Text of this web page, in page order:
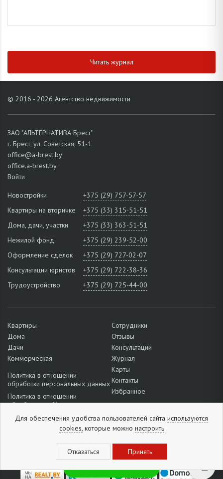
Читать журнал
© 2016 - 2026 Агентство недвижимости
ЗАО "АЛЬТЕРНАТИВА Брест"
г. Брест, ул. Советская, 51-1
office@a-brest.by
office.a-brest.by
Войти
Новостройки
+375 (29) 757-57-57
Квартиры на вторичке
+375 (33) 315-51-51
Дома, дачи, участки
+375 (33) 363-51-51
Нежилой фонд
+375 (29) 239-52-00
Оформление сделок
+375 (29) 727-02-07
Консультации юристов
+375 (29) 722-38-36
Трудоустройство
+375 (29) 725-44-00
Квартиры
Дома
Дачи
Коммерческая
Политика в отношении
обработки персональных данных
Политика в отношении
обработки cookie
Подробнее о настройках файлов
Сотрудники
Отзывы
Консультации
Журнал
Карты
Контакты
Избранное
Отзывы: 5из5 (1296 отзывов)
Для обеспечения удобства пользователей сайта используются
cookies,которые можно настроить